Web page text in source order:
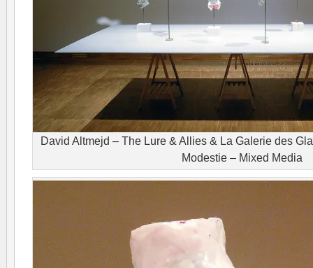
David Altmejd – The Lure & Allies & La Galerie des
Modestie – Mixed Media